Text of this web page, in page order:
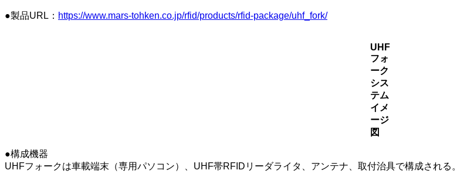
●製品URL： https://www.mars-tohken.co.jp/rfid/products/rfid-package/uhf_fork/
UHF
フォ
ーク
シス
テム
イメ
ージ
図
●構成機器
UHFフォークは車載端末（専用パソコン）、UHF帯RFIDリーダライタ、アンテナ、取付治具で構成される。